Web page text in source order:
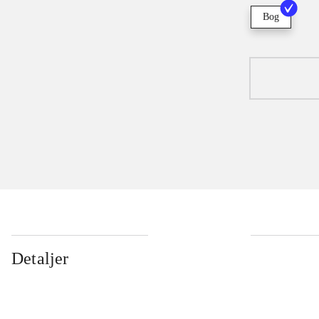
Bog
Detaljer